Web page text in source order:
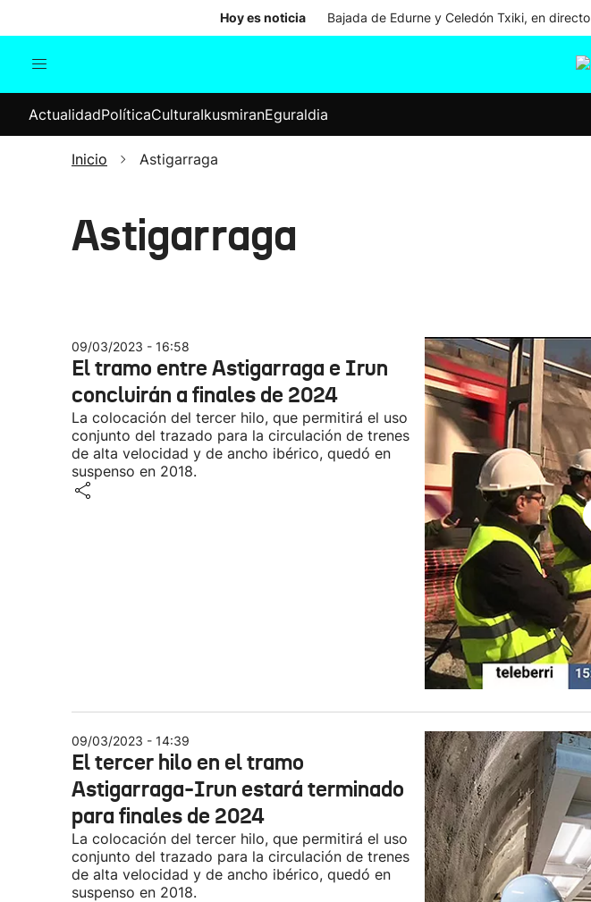
Hoy es noticia Bajada de Edurne y Celedón Txiki, en directo
Internacional
Elecciones
ActualidadPolíticaCulturaIkusmiranEguraldia
Inicio Astigarraga
Astigarraga
09/03/2023 - 16:58
El tramo entre Astigarraga e Irun
concluirán a finales de 2024
La colocación del tercer hilo, que permitirá el uso
conjunto del trazado para la circulación de trenes
de alta velocidad y de ancho ibérico, quedó en
suspenso en 2018.
09/03/2023 - 14:39
El tercer hilo en el tramo
Astigarraga-Irun estará terminado
para finales de 2024
La colocación del tercer hilo, que permitirá el uso
conjunto del trazado para la circulación de trenes
de alta velocidad y de ancho ibérico, quedó en
suspenso en 2018.